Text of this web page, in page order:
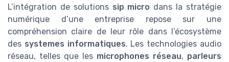
L’intégration de solutions sip micro dans la stratégie
numérique d’une entreprise repose sur une
compréhension claire de leur rôle dans l’écosystème
des systemes informatiques. Les technologies audio
réseau, telles que les microphones réseau, parleurs